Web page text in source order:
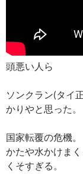
頭悪い人ら
ソンクラン(タイ
かりやと思った。
国家転覆の危機。
かたや水かけま
くそすぎる。